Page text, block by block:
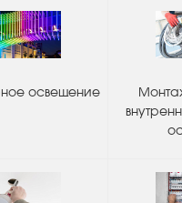
освещение